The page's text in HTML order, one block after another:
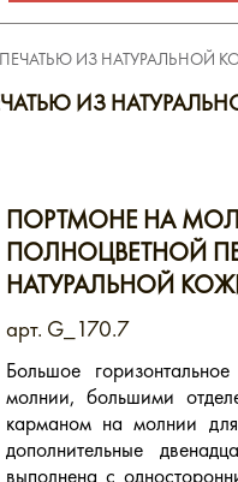
ИЗ НАТУРАЛЬНОЙ
ИЗ
ПОРТМОНЕ НА
ПОЛНОЦВЕТНОЙ
НАТУРАЛЬНОЙ
арт. G_170.7
Большое
молнии, большими
карманом на молнии
дополнительные
выполнена с